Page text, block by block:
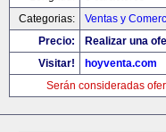
Categorias:
Ventas y
Precio:
Realizar una
Visitar!
hoyventa.com
Serán consideradas